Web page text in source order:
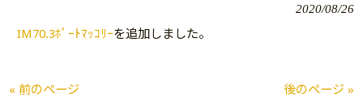
2020/08/26
IM70.3ﾎﾟｰﾄﾏｯｺﾘｰを追加しました。
« 前のページ 後のページ »